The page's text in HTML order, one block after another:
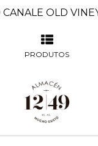
PRODUTOS